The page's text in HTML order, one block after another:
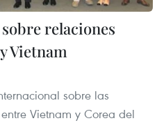
relaciones
Vietnam
sobre las
Vietnam y Corea del